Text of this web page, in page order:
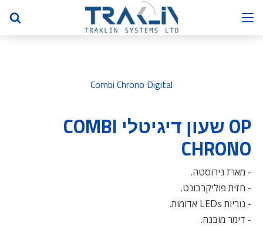
Combi Chrono Digital
OP שעון דיגיטלי COMBI
CHRONO
- מארז נירוסטה.
- חזית פוליקרבונט.
- נוריות LEDs אדומות.
- דימר מובנה.